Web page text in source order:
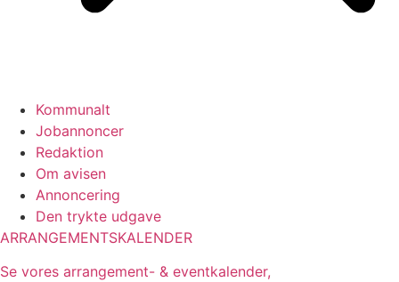
Kommunalt
Jobannoncer
Redaktion
Om avisen
Annoncering
Den trykte udgave
ARRANGEMENTSKALENDER
Se vores arrangement- & eventkalender,